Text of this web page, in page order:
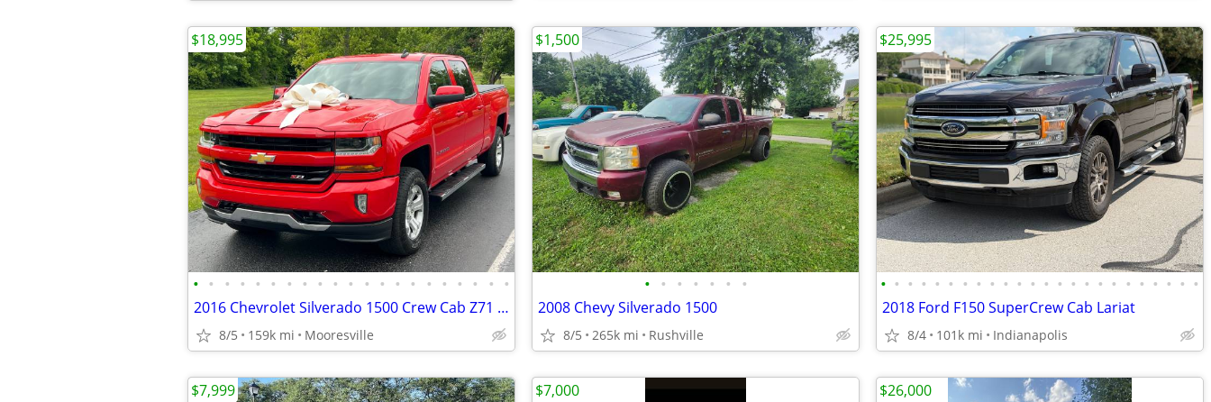
• • • • • • • • • • • • • • • • • • • • •
2016 Chevrolet Silverado 1500 Crew Cab Z71 LT Pickup 4D 6 1/2 ft
8/5 159k mi Mooresville
$18,995
• • • • • • •
2008 Chevy Silverado 1500
8/5 265k mi Rushville
$1,500
• • • • • • • • • • • • • • • • • • • • • • • •
2018 Ford F150 SuperCrew Cab Lariat
8/4 101k mi Indianapolis
$25,995
$7,999 $7,000 $26,000